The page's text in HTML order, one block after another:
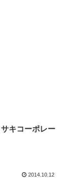
サキコーポレー
2014.10.12